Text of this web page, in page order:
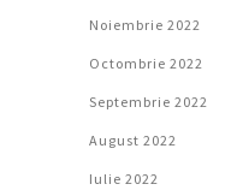
Noiembrie 2022
Octombrie 2022
Septembrie 2022
August 2022
Iulie 2022